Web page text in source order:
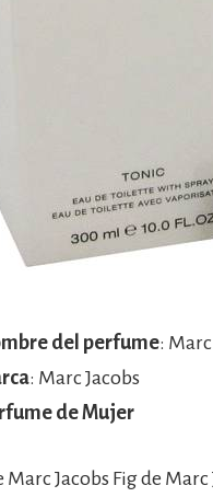
del perfume:
: Marc Jacobs
de Mujer
Marc Jacobs Fig de